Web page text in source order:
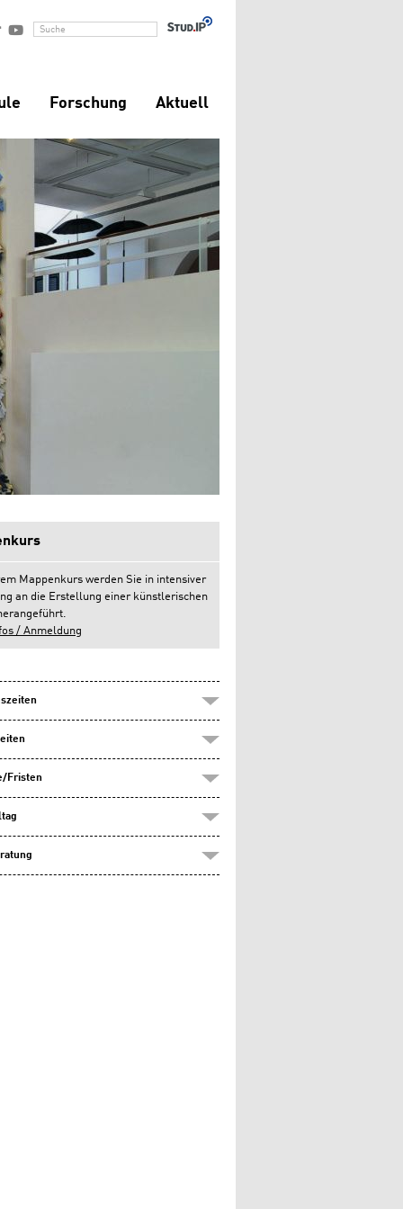
 Suche
Forschung Aktuell
Mappenkurs werden Sie in intensiver
an die Erstellung einer künstlerischen
/ Anmeldung
Fristen